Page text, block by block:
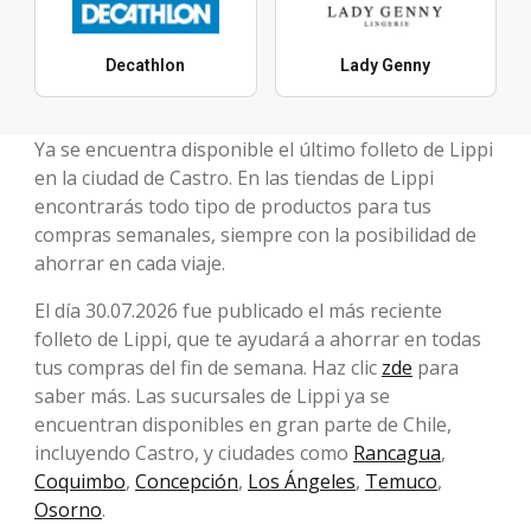
Decathlon Lady Genny
Ya se encuentra disponible el último folleto de Lippi
en la ciudad de Castro. En las tiendas de Lippi
encontrarás todo tipo de productos para tus
compras semanales, siempre con la posibilidad de
ahorrar en cada viaje.
El día 30.07.2026 fue publicado el más reciente
folleto de Lippi, que te ayudará a ahorrar en todas
tus compras del fin de semana. Haz clic zde para
saber más. Las sucursales de Lippi ya se
encuentran disponibles en gran parte de Chile,
incluyendo Castro, y ciudades como Rancagua,
Coquimbo, Concepción, Los Ángeles, Temuco,
Osorno.